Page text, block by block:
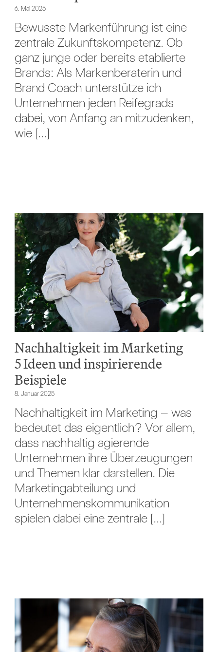
6. Mai 2025
Bewusste Markenführung ist eine
zentrale Zukunftskompetenz. Ob
ganz junge oder bereits etablierte
Brands: Als Markenberaterin und
Brand Coach unterstütze ich
Unternehmen jeden Reifegrads
dabei, von Anfang an mitzudenken,
wie [...]
Nachhaltigkeit im Marketing
5 Ideen und inspirierende
Beispiele
8. Januar 2025
Nachhaltigkeit im Marketing – was
bedeutet das eigentlich? Vor allem,
dass nachhaltig agierende
Unternehmen ihre Überzeugungen
und Themen klar darstellen. Die
Marketingabteilung und
Unternehmenskommunikation
spielen dabei eine zentrale [...]